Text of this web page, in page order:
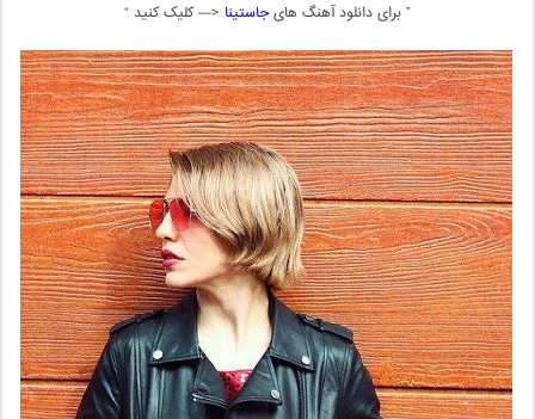
” برای دانلود آهنگ هایجاستینا <— کلیک کنید “